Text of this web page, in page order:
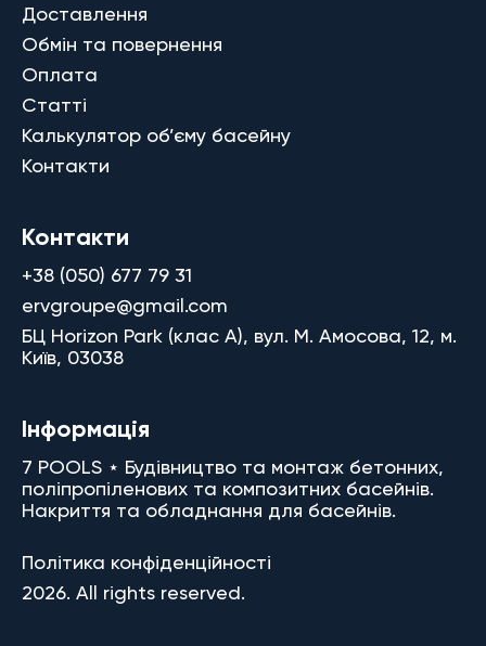
Доставлення
Обмін та повернення
Оплата
Статті
Калькулятор об’єму басейну
Контакти
Контакти
+38 (050) 677 79 31
ervgroupe@gmail.com
БЦ Horizon Park (клас A), вул. М. Амосова, 12, м.
Київ, 03038
Інформація
7 POOLS ⋆ Будівництво та монтаж бетонних,
поліпропіленових та композитних басейнів.
Накриття та обладнання для басейнів.
Політика конфіденційності
2026. All rights reserved.